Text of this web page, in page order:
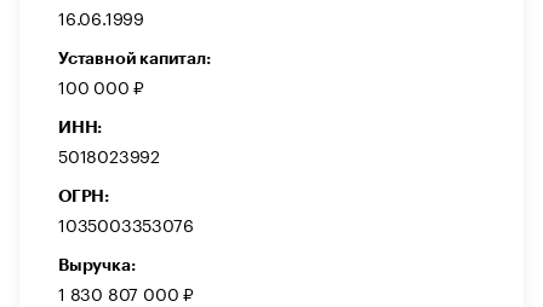
16.06.1999
Уставной капитал:
100 000 ₽
ИНН:
5018023992
ОГРН:
1035003353076
Выручка:
1 830 807 000 ₽